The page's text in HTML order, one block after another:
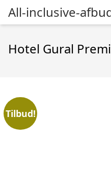
All-inclusive-
Hotel Gural
Tilbud!